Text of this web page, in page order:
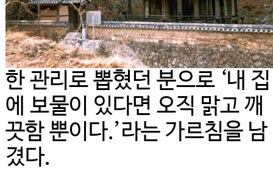
한 관리로 뽑혔던 분으로 ‘내 집
에 보물이 있다면 오직 맑고 깨
끗함 뿐이다.’라는 가르침을 남
겼다.